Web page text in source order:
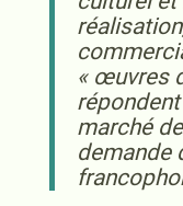
« œuvres
marché
demande